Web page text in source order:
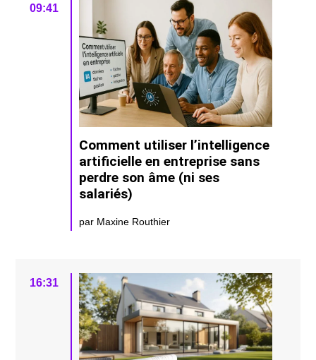
09:41
Comment utiliser l’intelligence
artificielle en entreprise sans
perdre son âme (ni ses
salariés)
par Maxine Routhier
16:31